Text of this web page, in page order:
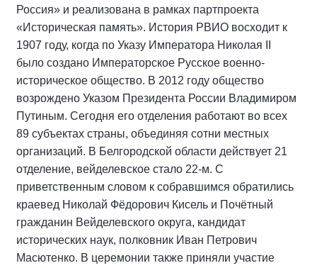
Россия» и реализована в рамках партпроекта
«Историческая память». История РВИО восходит к
1907 году, когда по Указу Императора Николая II
было создано Императорское Русское военно-
историческое общество. В 2012 году общество
возрождено Указом Президента России Владимиром
Путиным. Сегодня его отделения работают во всех
89 субъектах страны, объединяя сотни местных
организаций. В Белгородской области действует 21
отделение, вейделевское стало 22-м. С
приветственным словом к собравшимся обратились
краевед Николай Фёдорович Кисель и Почётный
гражданин Вейделевского округа, кандидат
исторических наук, полковник Иван Петрович
Масютенко. В церемонии также приняли участие